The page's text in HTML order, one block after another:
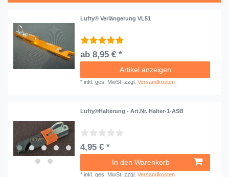
Lufty® Verlängerung VL51
ab 8,95 € *
Artikel anzeigen
*inkl. ges. MwSt. zzgl.Versandkosten
Lufty®Halterung - Art.Nr. Halter-1-ASB
4,95 € *
In den Warenkorb
*inkl. ges. MwSt. zzgl.Versandkosten